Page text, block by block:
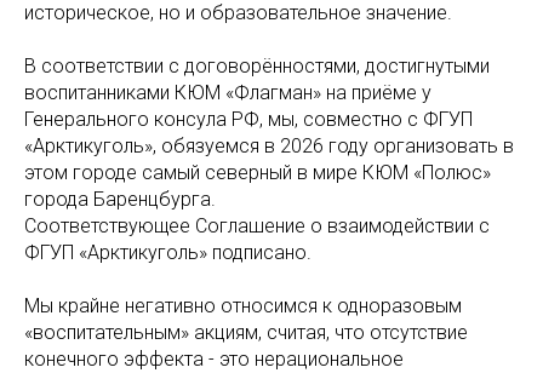
историческое, но и образовательное значение.
В соответствии с договорённостями, достигнутыми
воспитанниками КЮМ «Флагман» на приёме у
Генерального консула РФ, мы, совместно с ФГУП
«Арктикуголь», обязуемся в 2026 году организовать в
этом городе самый северный в мире КЮМ «Полюс»
города Баренцбурга.
Соответствующее Соглашение о взаимодействии с
ФГУП «Арктикуголь» подписано.
Мы крайне негативно относимся к одноразовым
«воспитательным» акциям, считая, что отсутствие
конечного эффекта - это нерациональное